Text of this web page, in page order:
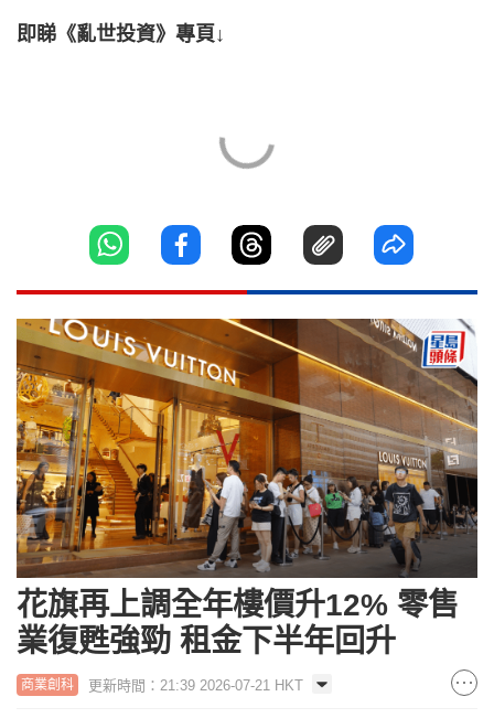
即睇《亂世投資》專頁↓
花旗再上調全年樓價升12% 零售
業復甦強勁 租金下半年回升
商業創科 更新時間：21:39 2026-07-21 HKT